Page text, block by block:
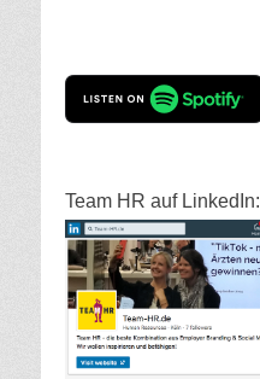
Team HR auf LinkedIn: